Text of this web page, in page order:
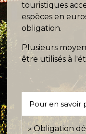
touristiques
espèces en
obligation.
Plusieurs
être utilisés à
Pour en savoir
Obligation